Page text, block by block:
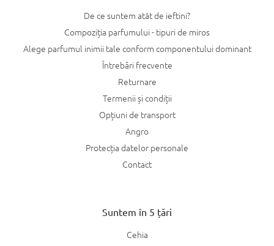
De ce suntem atât de ieftini?
Compoziția parfumului - tipuri de miros
Alege parfumul inimii tale conform componentului dominant
Întrebări frecvente
Returnare
Termenii și condiții
Opțiuni de transport
Angro
Protecția datelor personale
Contact
Suntem în 5 țări
Cehia